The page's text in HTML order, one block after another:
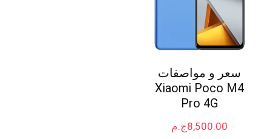
سعر و مواصفات
Xiaomi Poco M4
Pro 4G
ج.م8,500.00